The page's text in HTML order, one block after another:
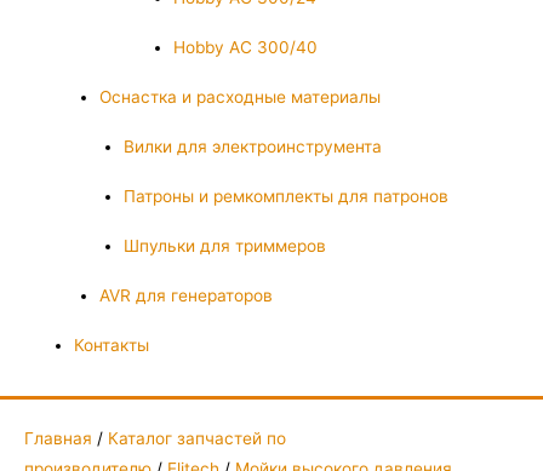
Hobby AC 300/40
Оснастка и расходные материалы
Вилки для электроинструмента
Патроны и ремкомплекты для патронов
Шпульки для триммеров
AVR для генераторов
Контакты
Главная / Каталог запчастей по